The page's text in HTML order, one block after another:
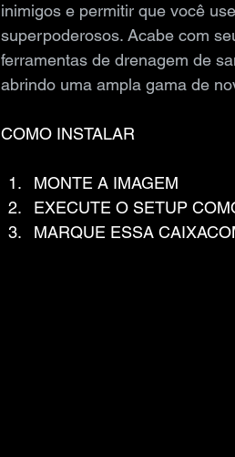
inimigos e permitir que você
superpoderosos. Acabe com
ferramentas de drenagem de
abrindo uma ampla gama de
COMO INSTALAR
MONTE A IMAGEM
EXECUTE O SETUP
MARQUE ESSA